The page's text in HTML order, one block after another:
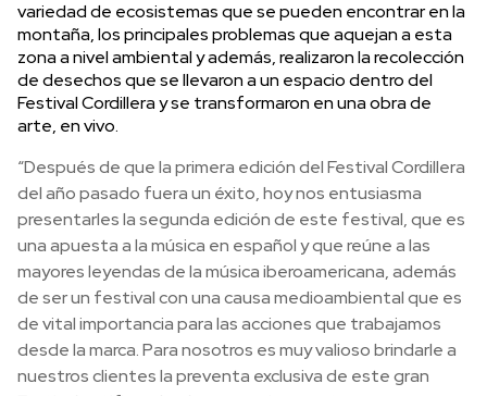
variedad de ecosistemas que se pueden encontrar en la
montaña, los principales problemas que aquejan a esta
zona a nivel ambiental y además, realizaron la recolección
de desechos que se llevaron a un espacio dentro del
Festival Cordillera y se transformaron en una obra de
arte, en vivo.
“Después de que la primera edición del Festival Cordillera
del año pasado fuera un éxito, hoy nos entusiasma
presentarles la segunda edición de este festival, que es
una apuesta a la música en español y que reúne a las
mayores leyendas de la música iberoamericana, además
de ser un festival con una causa medioambiental que es
de vital importancia para las acciones que trabajamos
desde la marca. Para nosotros es muy valioso brindarle a
nuestros clientes la preventa exclusiva de este gran